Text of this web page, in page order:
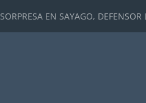
SORPRESA EN SAYAGO,